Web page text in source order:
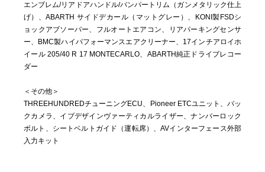
エンブレム/リアドアハンドル/バンパートリム（ガンメタリック仕上
げ）、ABARTH サイドデカール（マットグレー）、KONI製FSDシ
ョックアブソーバー、フルオートエアコン、リアパーキングセンサ
ー、BMC製ハイパフォーマンスエアクリーナー、17インチアロイホ
イール 205/40 R 17 MONTECARLO、ABARTH純正ドライブレコー
ダー
＜その他＞
THREEHUNDREDチューニングECU、Pioneer ETCユニット、バッ
クカメラ、イブデザインヴァーティカルライザー、ナンバーロック
ボルト、シートベルトガイド（運転席）、AVインターフェース外部
入力キット